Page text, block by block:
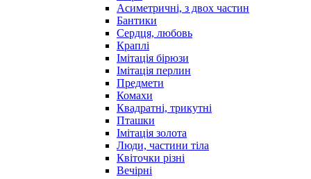
Асиметричні, з двох частин
Бантики
Сердця, любовь
Краплі
Імітація бірюзи
Імітація перлин
Предмети
Комахи
Квадратні, трикутні
Пташки
Імітація золота
Люди, частини тіла
Квіточки різні
Вечірні